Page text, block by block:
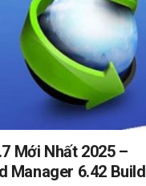
Mới Nhất 2025 –
Manager 6.42 Build